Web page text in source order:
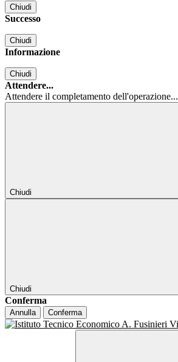
Chiudi
Successo
Chiudi
Informazione
Chiudi
Attendere...
Attendere il completamento dell'operazione...
Chiudi
Chiudi
Conferma
Annulla Conferma